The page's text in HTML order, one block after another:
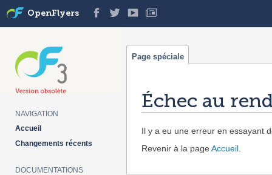
Échec au
Il y a eu une erreur en essayant
Revenir à la pageAccueil
Page spéciale
OpenFlyers
NAVIGATION
Accueil
Changements récents
DOCUMENTATIONS